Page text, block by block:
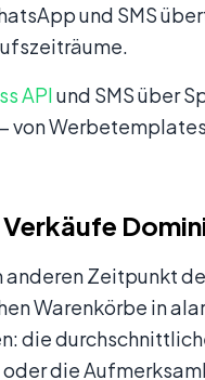
und SMS
APIund SMS über
von
Zeitpunkt
Warenkörbe in
die
die